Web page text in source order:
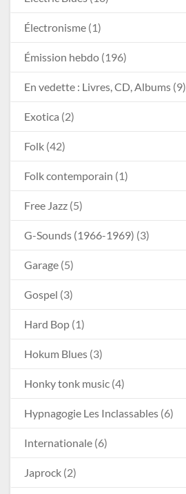
Électronisme (1)
Émission hebdo (196)
En vedette : Livres, CD, Albums (9)
Exotica (2)
Folk (42)
Folk contemporain (1)
Free Jazz (5)
G-Sounds (1966-1969) (3)
Garage (5)
Gospel (3)
Hard Bop (1)
Hokum Blues (3)
Honky tonk music (4)
Hypnagogie Les Inclassables (6)
Internationale (6)
Japrock (2)